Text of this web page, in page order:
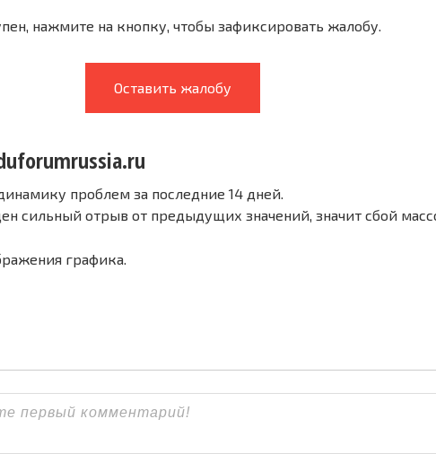
нажмите на кнопку, чтобы зафиксировать жалобу.
Оставить жалобу
проблем за последние 14 дней.
сильный отрыв от предыдущих значений, значит сбой
графика.